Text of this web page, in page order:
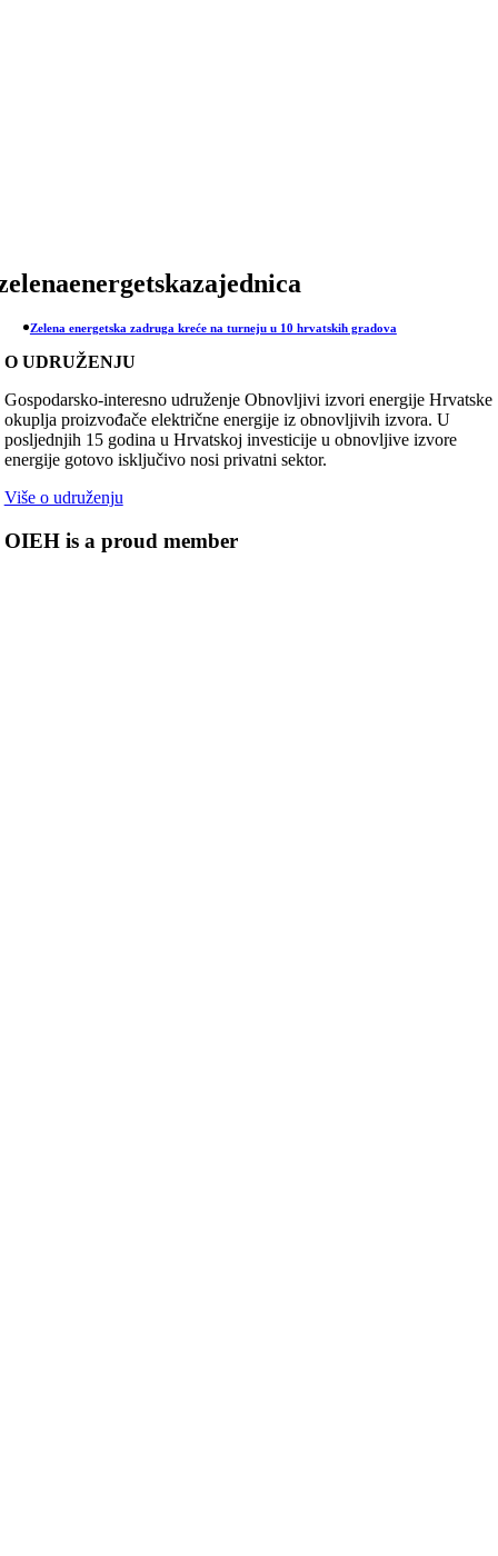
Zelena energetska zadruga kreće na turneju u 10 hrvatskih gradova
O UDRUŽENJU
Gospodarsko-interesno udruženje Obnovljivi izvori energije Hrvatske
okuplja proizvođače električne energije iz obnovljivih izvora. U
posljednjih 15 godina u Hrvatskoj investicije u obnovljive izvore
energije gotovo isključivo nosi privatni sektor.
Više o udruženju
OIEH is a proud member